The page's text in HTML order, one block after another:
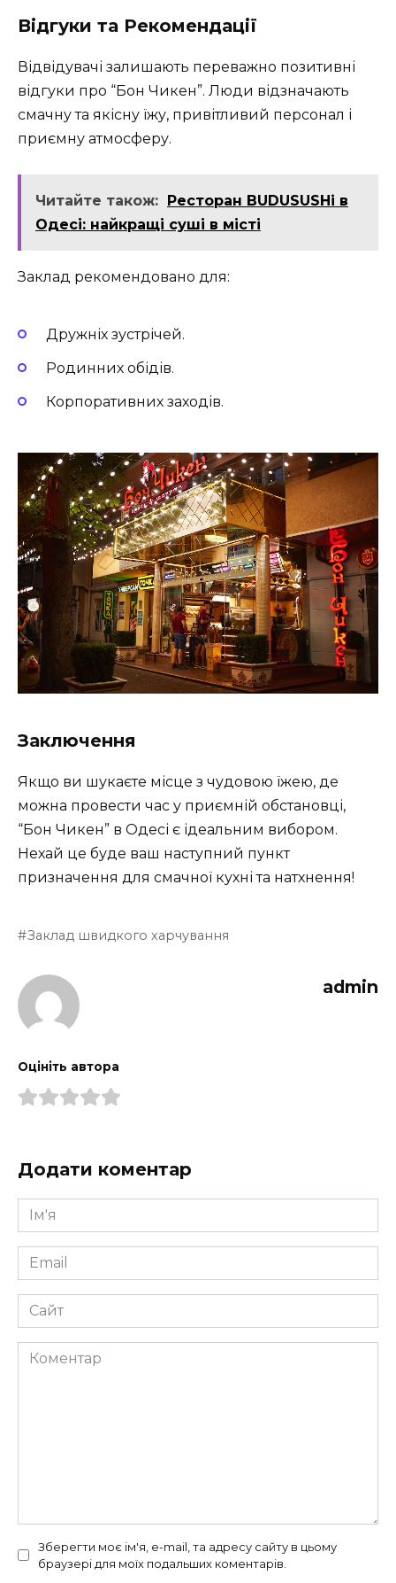
Відгуки та Рекомендації
Відвідувачі залишають переважно позитивні
відгуки про “Бон Чикен”. Люди відзначають
смачну та якісну їжу, привітливий персонал і
приємну атмосферу.
Читайте також: Ресторан BUDUSUSHi в
Одесі: найкращі суші в місті
Заклад рекомендовано для:
Дружніх зустрічей.
Родинних обідів.
Корпоративних заходів.
Заключення
Якщо ви шукаєте місце з чудовою їжею, де
можна провести час у приємній обстановці,
“Бон Чикен” в Одесі є ідеальним вибором.
Нехай це буде ваш наступний пункт
призначення для смачної кухні та натхнення!
Заклад швидкого харчування
admin
Оцініть автора
Додати коментар
Ім'я
*
Email
*
Сайт
Коментар
Зберегти моє ім'я, e-mail, та адресу сайту в цьому
браузері для моїх подальших коментарів.